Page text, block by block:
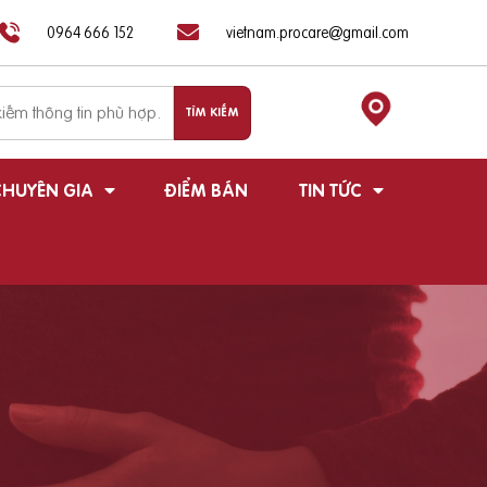
0964 666 152 vietnam.procare@gmail.com
GIA ĐIỂM BÁN TIN TỨC